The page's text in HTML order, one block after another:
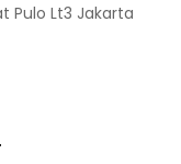
Pulo Lt3 Jakarta